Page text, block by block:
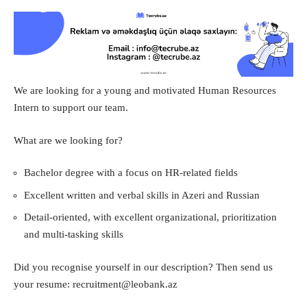
We are looking for a young and motivated Human Resources
Intern to support our team.
What are we looking for?
Bachelor degree with a focus on HR-related fields
Excellent written and verbal skills in Azeri and Russian
Detail-oriented, with excellent organizational, prioritization
and multi-tasking skills
Did you recognise yourself in our description? Then send us
your resume: recruitment@leobank.az